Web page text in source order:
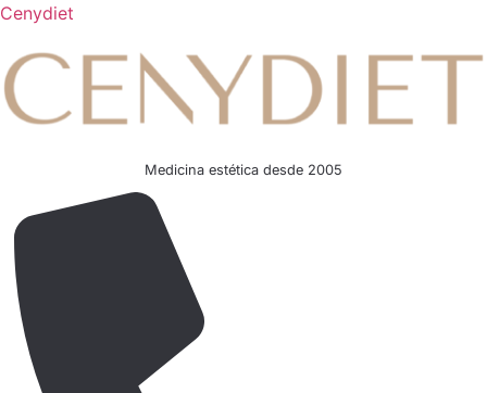
Cenydiet
Medicina estética desde 2005